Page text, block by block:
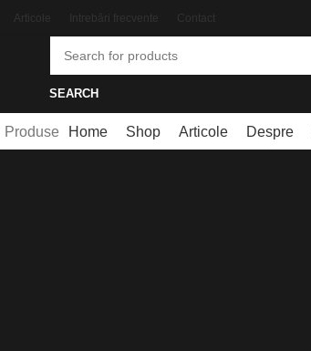
Articole Intrebări frecvente Contact
SEARCH
Produse Home Shop Articole Despre